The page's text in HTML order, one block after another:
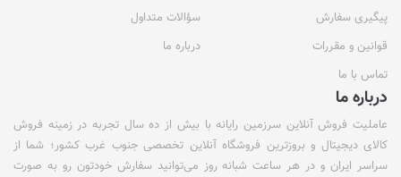
پیگیری سفارش
سؤالات متداول
قوانین و مقررات
درباره ما
تماس با ما
درباره ما
عاملیت فروش آنلاین سرزمین رایانه با بیش از ده سال تجربه در زمینه فروش
کالای دیجیتال و بروزترین فروشگاه آنلاین تخصصی جنوب غرب کشور؛ شما از
سراسر ایران و در هر ساعت شبانه روز می‌توانید سفارش خودتون رو به صورت